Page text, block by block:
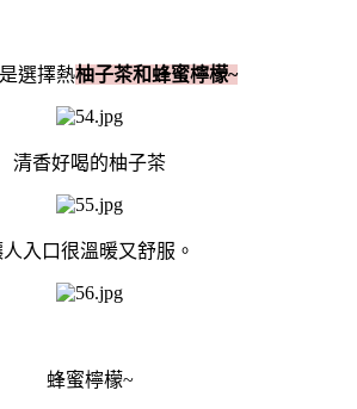
選擇熱柚子茶和蜂蜜檸檬~
清香好喝的柚子茶
入口很溫暖又舒服。
蜂蜜檸檬~